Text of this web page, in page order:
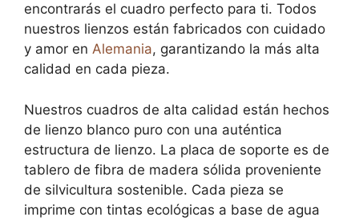
encontrarás el cuadro perfecto para ti. Todos
nuestros lienzos están fabricados con cuidado
y amor en Alemania, garantizando la más alta
calidad en cada pieza.
Nuestros cuadros de alta calidad están hechos
de lienzo blanco puro con una auténtica
estructura de lienzo. La placa de soporte es de
tablero de fibra de madera sólida proveniente
de silvicultura sostenible. Cada pieza se
imprime con tintas ecológicas a base de agua